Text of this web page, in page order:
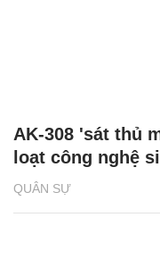
QUÂN SỰ
AK-308 'sát thủ
loạt công nghệ